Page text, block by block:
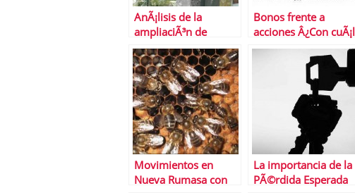
AnÃ¡lisis de la
ampliaciÃ³n de
capital de Popular y
de sus convertibles
Bonos frente a
acciones Â¿Con cuÃ¡l
nos quedamos?
Movimientos en
Nueva Rumasa con
La importancia de la
PÃ©rdida Esperada